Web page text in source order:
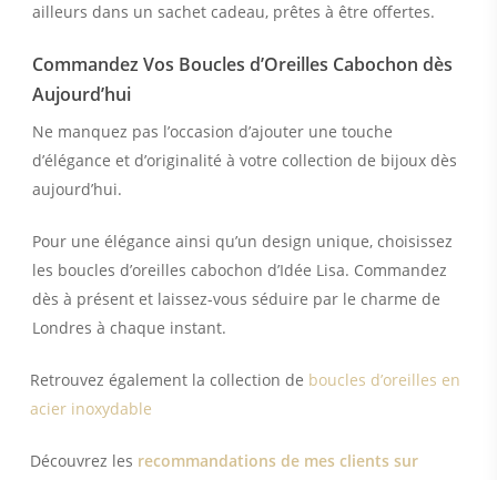
ailleurs dans un sachet cadeau, prêtes à être offertes.
Commandez Vos Boucles d’Oreilles Cabochon dès
Aujourd’hui
Ne manquez pas l’occasion d’ajouter une touche
d’élégance et d’originalité à votre collection de bijoux dès
aujourd’hui.
Pour une élégance ainsi qu’un design unique, choisissez
les boucles d’oreilles cabochon d’Idée Lisa. Commandez
dès à présent et laissez-vous séduire par le charme de
Londres à chaque instant.
Retrouvez également la collection de boucles d’oreilles en
acier inoxydable
Découvrez les recommandations de mes clients sur